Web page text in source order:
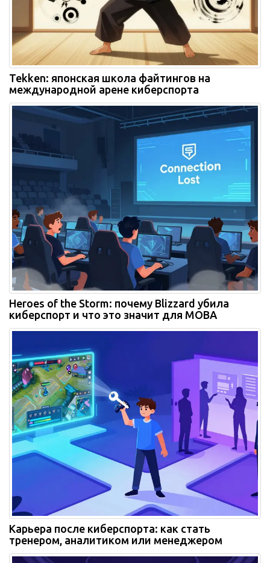
Tekken: японская школа файтингов на
международной арене киберспорта
Heroes of the Storm: почему Blizzard убила
киберспорт и что это значит для MOBA
Карьера после киберспорта: как стать
тренером, аналитиком или менеджером